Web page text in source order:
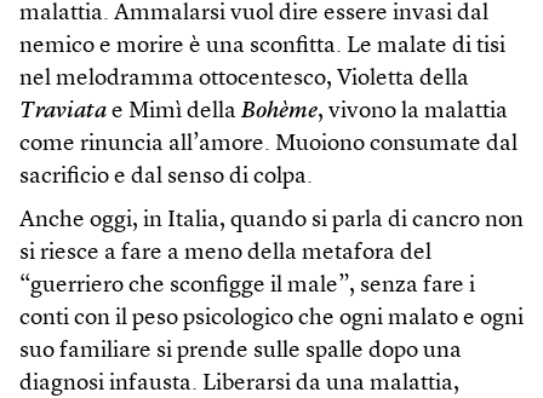
malattia. Ammalarsi vuol dire essere invasi dal
nemico e morire è una sconfitta. Le malate di tisi
nel melodramma ottocentesco, Violetta della
Traviata e Mimì della Bohème, vivono la malattia
come rinuncia all’amore. Muoiono consumate dal
sacrificio e dal senso di colpa.
Anche oggi, in Italia, quando si parla di cancro non
si riesce a fare a meno della metafora del
“guerriero che sconfigge il male”, senza fare i
conti con il peso psicologico che ogni malato e ogni
suo familiare si prende sulle spalle dopo una
diagnosi infausta. Liberarsi da una malattia,